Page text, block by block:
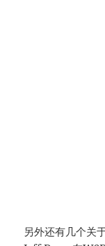
另外还有几个关